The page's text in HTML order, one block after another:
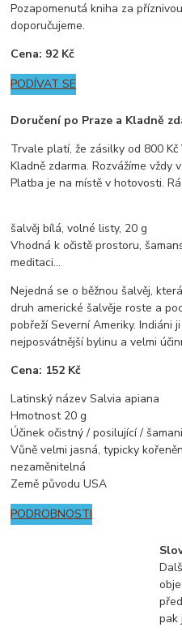
Pozapomenutá kniha za
doporučujeme.
Cena: 92 Kč
PODÍVAT SE
Doručení po Praze a Kladně
Trvale platí, že zásilky od 800
Kladně zdarma. Rozvážíme
Platba je na místě v hotovosti.
šalvěj bílá, volné listy, 20 g
Vhodná k očistě prostoru,
meditaci...
Nejedná se o běžnou šalvěj,
druh americké šalvěje roste a
pobřeží Severní Ameriky. Indiáni
nejposvátnější bylinu a velmi
Cena: 152 Kč
Latinský název Salvia apiana
Hmotnost 20 g
Účinek očistný / posilující /
Vůně velmi jasná, typicky
nezaměnitelná
Země původu USA
PODROBNOSTI
pak